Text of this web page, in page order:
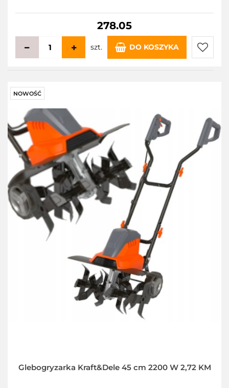
278.05
szt. DO KOSZYKA
Do
NOWOŚĆ
Glebogryzarka Kraft&Dele 45 cm 2200 W 2,72 KM